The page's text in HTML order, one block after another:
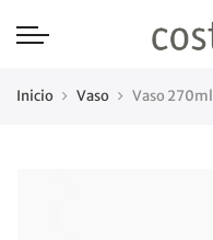
Inicio Vaso Vaso 270ml